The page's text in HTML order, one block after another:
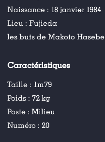
Naissance : 18 janvier 1984
Lieu : Fujieda
les buts de Makoto Hasebe
Caractéristiques
Taille : 1m79
Poids : 72 kg
Poste : Milieu
Numéro : 20